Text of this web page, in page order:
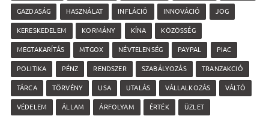
GAZDASÁG HASZNÁLAT INFLÁCIÓ INNOVÁCIÓ JOG
KERESKEDELEM KORMÁNY KÍNA KÖZÖSSÉG
MEGTAKARÍTÁS MTGOX NÉVTELENSÉG PAYPAL PIAC
POLITIKA PÉNZ RENDSZER SZABÁLYOZÁS TRANZAKCIÓ
TÁRCA TÖRVÉNY USA UTALÁS VÁLLALKOZÁS VÁLTÓ
VÉDELEM ÁLLAM ÁRFOLYAM ÉRTÉK ÜZLET